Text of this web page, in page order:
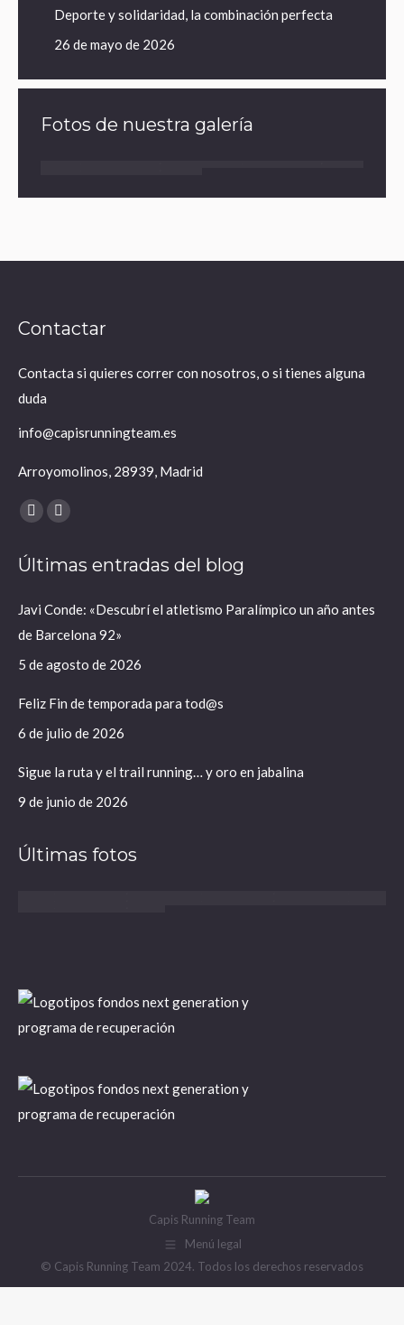
Deporte y solidaridad, la combinación perfecta
26 de mayo de 2026
Fotos de nuestra galería
Contactar
Contacta si quieres correr con nosotros, o si tienes alguna
duda
info@capisrunningteam.es
Arroyomolinos, 28939, Madrid
Encuéntranos en:
X
se
en
una
ventana
Instagram
se
en
una
ventana
Últimas entradas del blog
Javi Conde: «Descubrí el atletismo Paralímpico un año antes
de Barcelona 92»
5 de agosto de 2026
Feliz Fin de temporada para tod@s
6 de julio de 2026
Sigue la ruta y el trail running… y oro en jabalina
9 de junio de 2026
Últimas fotos
Capis Running Team
Menú legal
© Capis Running Team 2024. Todos los derechos reservados